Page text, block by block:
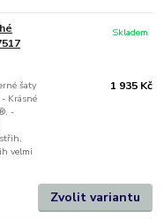
šaty
Krásné
-
velmi
1 935 Kč
Skladem
Zvolit variantu